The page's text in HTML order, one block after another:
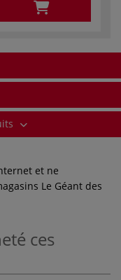
et ne
Le Géant des
ces